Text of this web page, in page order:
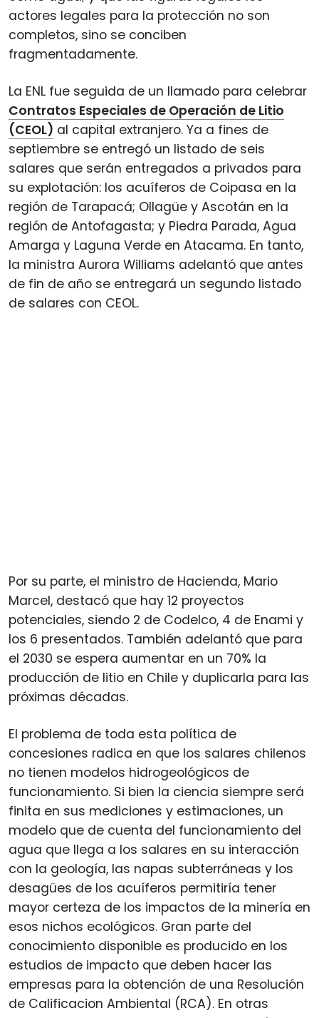
actores legales para la protección no son
completos, sino se conciben
fragmentadamente.
La ENL fue seguida de un llamado para celebrar
Contratos Especiales de Operación de Litio
(CEOL) al capital extranjero. Ya a fines de
septiembre se entregó un listado de seis
salares que serán entregados a privados para
su explotación: los acuíferos de Coipasa en la
región de Tarapacá; Ollagüe y Ascotán en la
región de Antofagasta; y Piedra Parada, Agua
Amarga y Laguna Verde en Atacama. En tanto,
la ministra Aurora Williams adelantó que antes
de fin de año se entregará un segundo listado
de salares con CEOL.
Por su parte, el ministro de Hacienda, Mario
Marcel, destacó que hay 12 proyectos
potenciales, siendo 2 de Codelco, 4 de Enami y
los 6 presentados. También adelantó que para
el 2030 se espera aumentar en un 70% la
producción de litio en Chile y duplicarla para las
próximas décadas.
El problema de toda esta política de
concesiones radica en que los salares chilenos
no tienen modelos hidrogeológicos de
funcionamiento. Si bien la ciencia siempre será
finita en sus mediciones y estimaciones, un
modelo que de cuenta del funcionamiento del
agua que llega a los salares en su interacción
con la geología, las napas subterráneas y los
desagües de los acuíferos permitiría tener
mayor certeza de los impactos de la minería en
esos nichos ecológicos. Gran parte del
conocimiento disponible es producido en los
estudios de impacto que deben hacer las
empresas para la obtención de una Resolución
de Calificacion Ambiental (RCA). En otras